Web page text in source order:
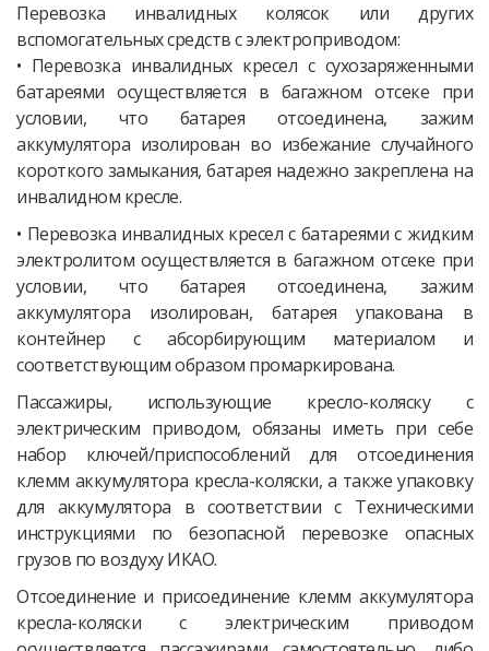
Перевозка инвалидных колясок или других
вспомогательных средств с электроприводом:
• Перевозка инвалидных кресел с сухозаряженными
батареями осуществляется в багажном отсеке при
условии, что батарея отсоединена, зажим
аккумулятора изолирован во избежание случайного
короткого замыкания, батарея надежно закреплена на
инвалидном кресле.
• Перевозка инвалидных кресел с батареями с жидким
электролитом осуществляется в багажном отсеке при
условии, что батарея отсоединена, зажим
аккумулятора изолирован, батарея упакована в
контейнер с абсорбирующим материалом и
соответствующим образом промаркирована.
Пассажиры, использующие кресло-коляску с
электрическим приводом, обязаны иметь при себе
набор ключей/приспособлений для отсоединения
клемм аккумулятора кресла-коляски, а также упаковку
для аккумулятора в соответствии с Техническими
инструкциями по безопасной перевозке опасных
грузов по воздуху ИКАО.
Отсоединение и присоединение клемм аккумулятора
кресла-коляски с электрическим приводом